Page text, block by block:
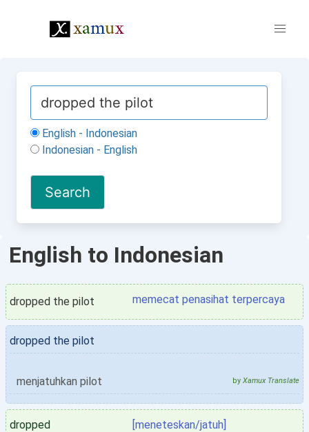
English - Indonesian
Indonesian - English
English to Indonesian
dropped the pilot memecat penasihat terpercaya
dropped the pilot
menjatuhkan pilot by Xamux Translate
dropped
[meneteskan/jatuh]